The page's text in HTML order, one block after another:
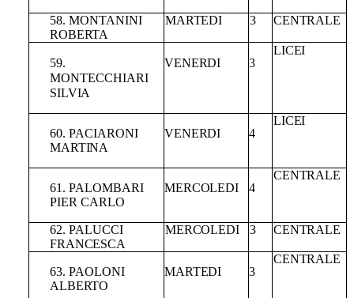
58. MONTANINI
ROBERTA
MARTEDI 3 CENTRALE
59.
MONTECCHIARI
SILVIA
VENERDI 3
LICEI
60. PACIARONI
MARTINA
VENERDI 4
LICEI
61. PALOMBARI
PIER CARLO
MERCOLEDI 4
CENTRALE
62. PALUCCI
FRANCESCA
MERCOLEDI 3 CENTRALE
63. PAOLONI
ALBERTO
MARTEDI 3
CENTRALE